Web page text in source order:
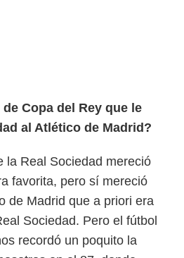
Copa del Rey que le
al Atlético de Madrid?
la Real Sociedad mereció
favorita, pero sí mereció
de Madrid que a priori era
Sociedad. Pero el fútbol
recordó un poquito la